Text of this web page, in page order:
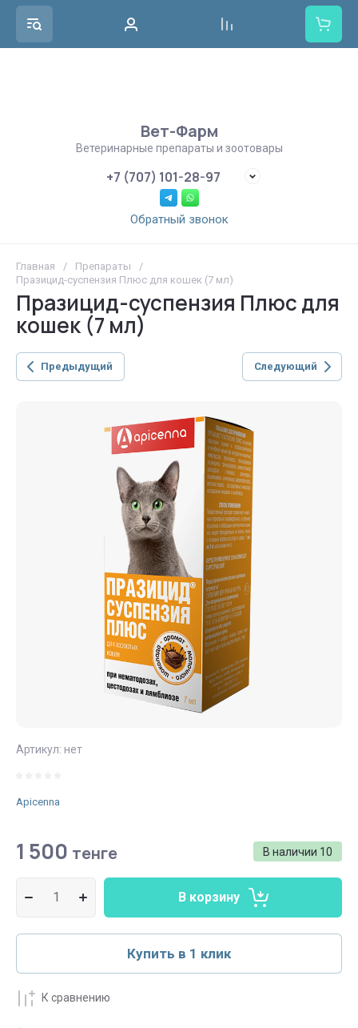
Вет-Фарм
Ветеринарные препараты и зоотовары
+7 (707) 101-28-97
Обратный звонок
Главная / Препараты
/
Празицид-суспензия Плюс для кошек (7 мл)
Празицид-суспензия Плюс для
кошек (7 мл)
Предыдущий Следующий
Артикул: нет
Аpicenna
В наличии 10
1 500 тенге
В корзину
Купить в 1 клик
К сравнению